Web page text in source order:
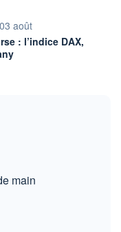
par
03 août
: l’indice DAX,
main